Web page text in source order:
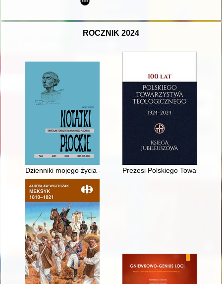
ROCZNIK 2024
Dzienniki mojego życia - recenzja]Prezesi Polskiego